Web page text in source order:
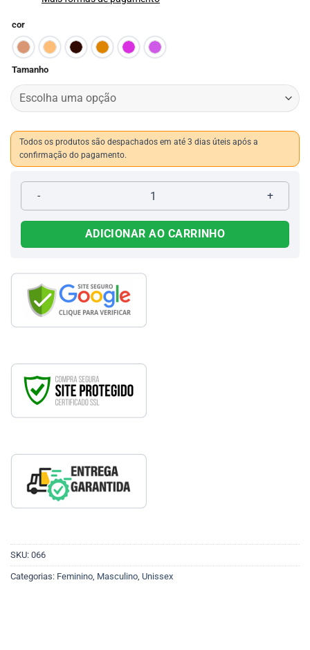
cor
Tamanho
Todos os produtos são despachados em até 3 dias úteis após a
confirmação do pagamento.
Botina Látex Bico Quadrado 066 quantidade
ADICIONAR AO CARRINHO
SKU: 066
Categorias: Feminino Masculino Unissex